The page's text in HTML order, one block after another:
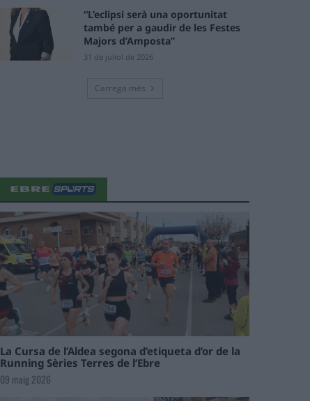
“L’eclipsi serà una oportunitat
també per a gaudir de les Festes
Majors d’Amposta”
31 de juliol de 2026
Carrega més
La Cursa de l’Aldea segona d’etiqueta d’or de la
Running Sèries Terres de l’Ebre
09 maig 2026